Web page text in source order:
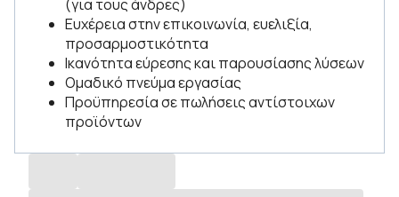
(για τους άνδρες)
Ευχέρεια στην επικοινωνία, ευελιξία,
προσαρμοστικότητα
Ικανότητα εύρεσης και παρουσίασης λύσεων
Ομαδικό πνεύμα εργασίας
Προϋπηρεσία σε πωλήσεις αντίστοιχων
προϊόντων